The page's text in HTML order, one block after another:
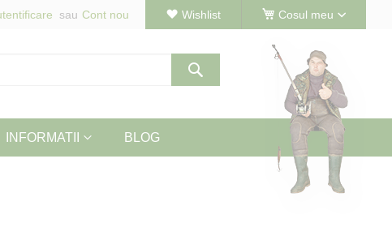
Cosul meu
Wishlist
Cont nou
INFORMATII BLOG